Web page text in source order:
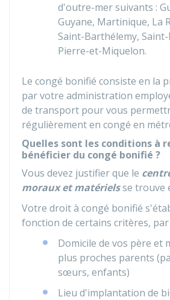
d'outre-mer suivants :
Guyane, Martinique, La
Saint-Barthélemy,
Pierre-et-Miquelon.
Le congé bonifié consiste en la
par votre administration
de transport pour vous
régulièrement en congé en
Quelles sont les conditions à
bénéficier du congé bonifié ?
Vous devez justifier que le
moraux et matérielsse trouve
Votre droit à congé bonifié
fonction de certains critères, par
Domicile de vos père et
plus proches parents
sœurs, enfants)
Lieu d'implantation de